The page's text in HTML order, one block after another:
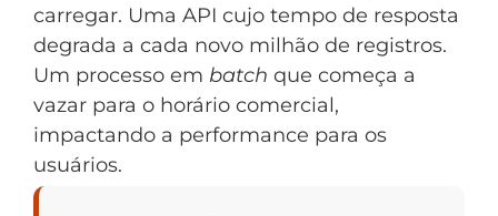
carregar. Uma API cujo tempo de resposta
degrada a cada novo milhão de registros.
Um processo em batch que começa a
vazar para o horário comercial,
impactando a performance para os
usuários.